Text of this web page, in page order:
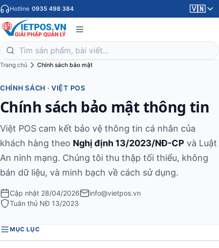
Hotline 0935 498 384 🇻🇳
Trang chủ Chính sách bảo mật
CHÍNH SÁCH · VIỆT POS
Chính sách bảo mật thông tin
Việt POS cam kết bảo vệ thông tin cá nhân của
khách hàng theo Nghị định 13/2023/NĐ-CP và Luật
An ninh mạng. Chúng tôi thu thập tối thiểu, không
bán dữ liệu, và minh bạch về cách sử dụng.
Cập nhật 28/04/2026
info@vietpos.vn
Tuân thủ NĐ 13/2023
MỤC LỤC